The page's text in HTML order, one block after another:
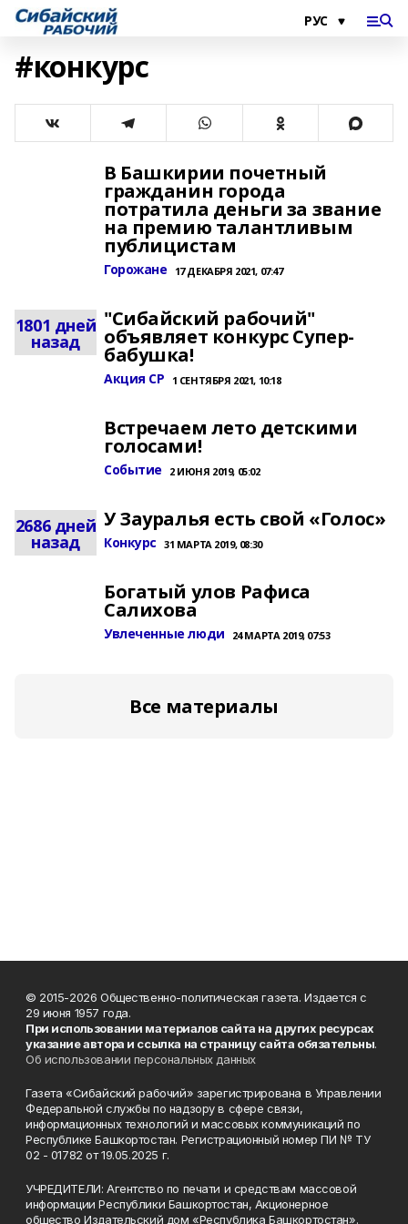
#конкурс
В Башкирии почетный
гражданин города
потратила деньги за звание
на премию талантливым
публицистам
Горожане 17 ДЕКАБРЯ 2021, 07:47
1801 дней
назад
"Сибайский рабочий"
объявляет конкурс Супер-
бабушка!
Акция СР 1 СЕНТЯБРЯ 2021, 10:18
Встречаем лето детскими
голосами!
Событие 2 ИЮНЯ 2019, 05:02
2686 дней
назад
У Зауралья есть свой «Голос»
Конкурс 31 МАРТА 2019, 08:30
Богатый улов Рафиса
Салихова
Увлеченные люди 24 МАРТА 2019, 07:53
Все материалы
© 2015-2026 Общественно-политическая газета. Издается с
29 июня 1957 года.
При использовании материалов сайта на других ресурсах
указание автора и ссылка на страницу сайта обязательны.
Об использовании персональных данных
Газета «Сибайский рабочий» зарегистрирована в Управлении
Федеральной службы по надзору в сфере связи,
информационных технологий и массовых коммуникаций по
Республике Башкортостан. Регистрационный номер ПИ № ТУ
02 - 01782 от 19.05.2025 г.
УЧРЕДИТЕЛИ: Агентство по печати и средствам массовой
информации Республики Башкортостан, Акционерное
общество Издательский дом «Республика Башкортостан».